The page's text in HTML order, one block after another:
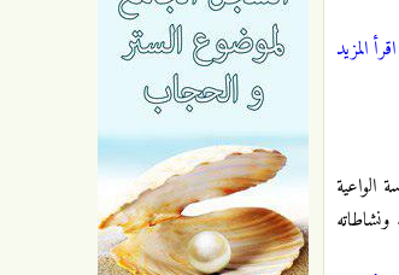
اقرأ المزيد
الواعية